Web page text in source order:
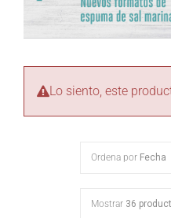
Lo siento, este
Ordena por Fecha
Mostrar 36